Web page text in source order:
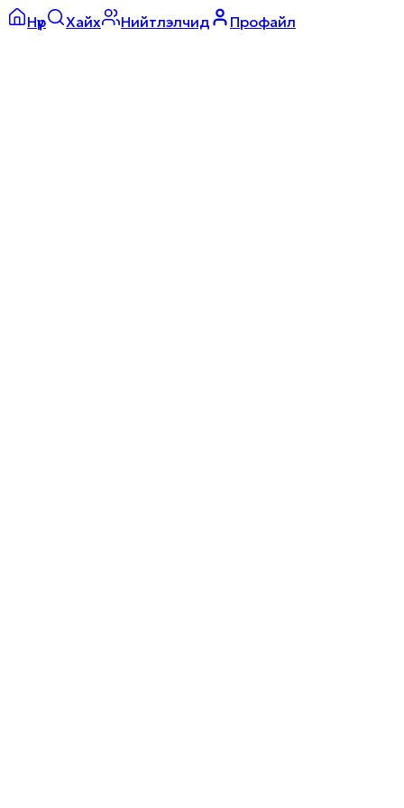
Нүүр Хайх Нийтлэлчид Профайл